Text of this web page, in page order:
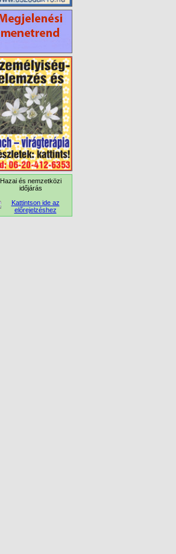
Hazai és nemzetközi
időjárás